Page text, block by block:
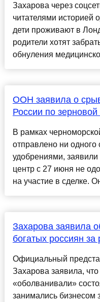
Захарова через
читателями историей
дети проживают в
родители хотят
обнуления
ООН заявила о
России по зерновой
В рамках
отправлено ни одного
удобрениями,
центр с 27 июня не
на участие в сделке.
Захарова заявила
богатых россиян
Официальный
Захарова заявила,
«оболванивали»
занимались бизнесом